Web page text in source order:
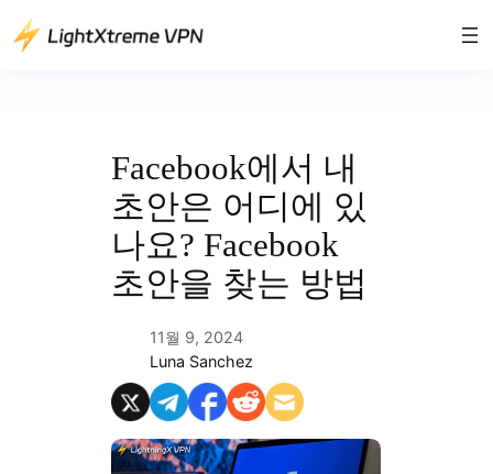
텐
Facebook에서 내
초안은 어디에 있
나요? Facebook
초안을 찾는 방법
11월 9, 2024
Luna Sanchez